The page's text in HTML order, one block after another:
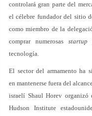
controlará gran parte del
el célebre fundador del sitio
como miembro de la
comprar numerosas startup
tecnología.
El sector del armamento ha
en mantenerse fuera del
israelí Shaul Horev
Hudson Institute